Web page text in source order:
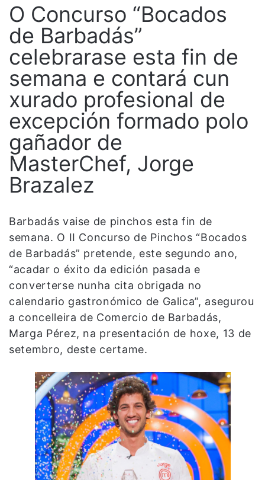
O Concurso “Bocados
de Barbadás”
celebrarase esta fin de
semana e contará cun
xurado profesional de
excepción formado polo
gañador de
MasterChef, Jorge
Brazalez
Barbadás vaise de pinchos esta fin de
semana. O II Concurso de Pinchos “Bocados
de Barbadás” pretende, este segundo ano,
“acadar o éxito da edición pasada e
converterse nunha cita obrigada no
calendario gastronómico de Galica”, asegurou
a concelleira de Comercio de Barbadás,
Marga Pérez, na presentación de hoxe, 13 de
setembro, deste certame.